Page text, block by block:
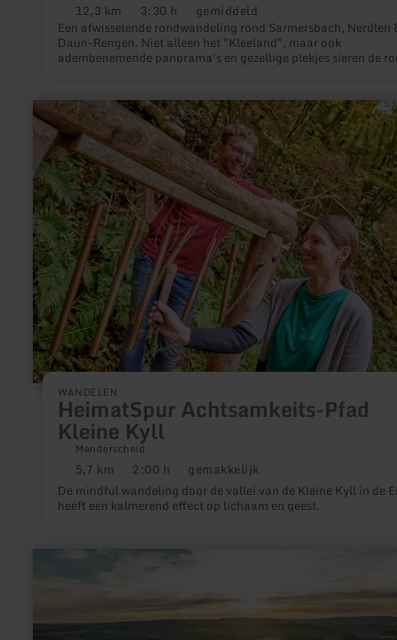
Afstand:
12,3 km Duur:3:30 h Moeilijkheidsgraad:
gemiddeld
Een afwisselende rondwandeling rond Sarmersbach, Nerdlen
Daun-Rengen. Niet alleen het "Kleeland", maar ook
adembenemende panorama's en gezellige plekjes sieren de
WANDELEN
HeimatSpur Achtsamkeits-Pfad
Kleine Kyll
Manderscheid
Afstand:
5,7 km Duur:
2:00 h Moeilijkheidsgraad:
gemakkelijk
De mindful wandeling door de vallei van de Kleine Kyll in de
heeft een kalmerend effect op lichaam en geest.
meer
informatie
over:
HeimatSpur
Achtsamkeits-
Pfad
Kleine
Kyll
[93]